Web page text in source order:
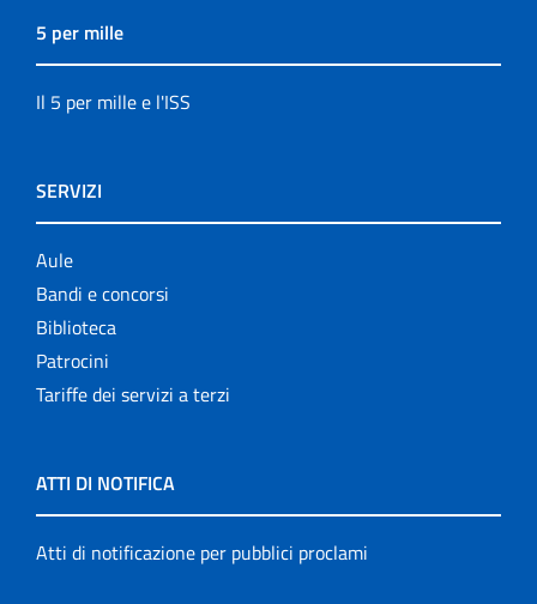
5 per mille
Il 5 per mille e l'ISS
SERVIZI
Aule
Bandi e concorsi
Biblioteca
Patrocini
Tariffe dei servizi a terzi
ATTI DI NOTIFICA
Atti di notificazione per pubblici proclami